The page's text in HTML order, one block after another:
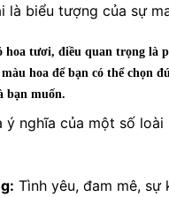
là biểu tượng của sự
hoa tươi, điều quan trọng là
hoa để bạn có thể chọn
bạn muốn.
ý nghĩa của một số loài
Tình yêu, đam mê, sự